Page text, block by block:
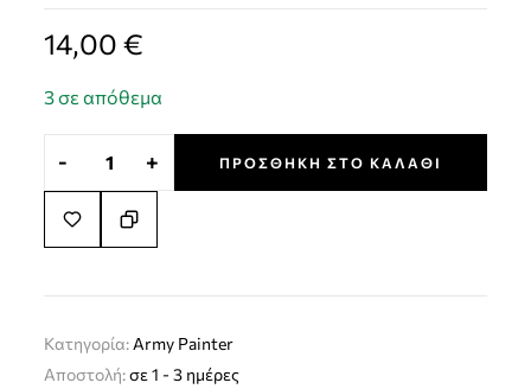
14,00€
3 σε απόθεμα
- + ΠΡΟΣΘΉΚΗ ΣΤΟ ΚΑΛΆΘΙ
Κατηγορία: Army Painter
Αποστολή:σε 1 - 3 ημέρες